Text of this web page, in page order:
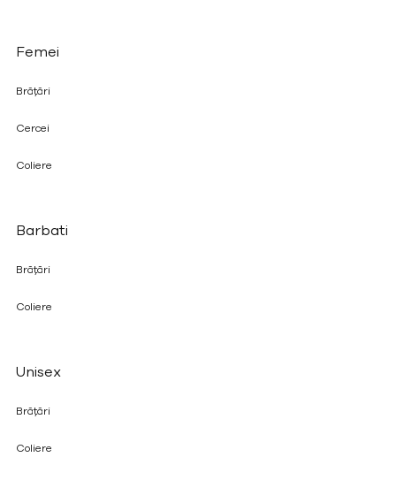
Femei
Brățări
Cercei
Coliere
Barbati
Brățări
Coliere
Unisex
Brățări
Coliere